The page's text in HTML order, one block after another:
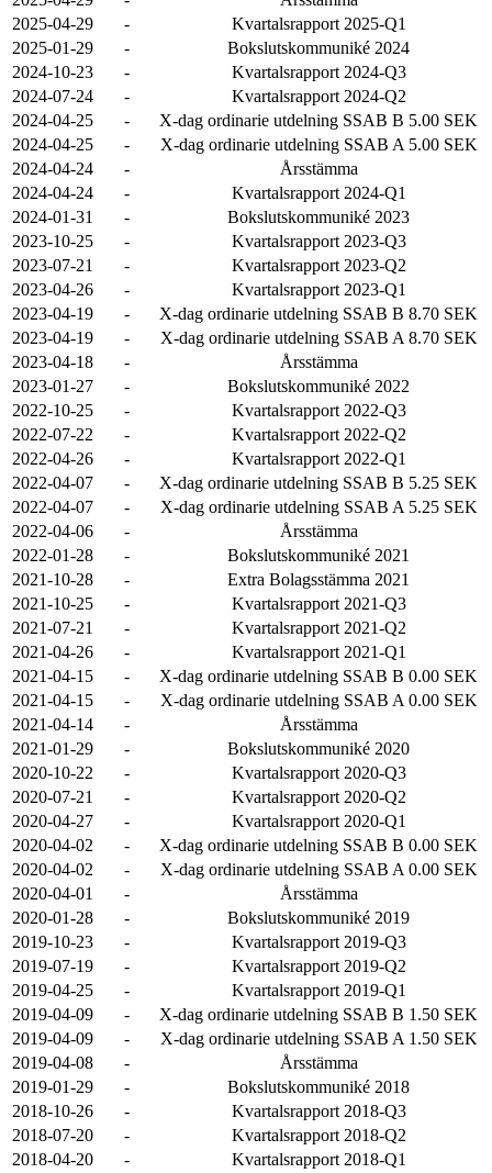
2025-04-29
-
Kvartalsrapport 2025-Q1
2025-01-29
-
Bokslutskommuniké 2024
2024-10-23
-
Kvartalsrapport 2024-Q3
2024-07-24
-
Kvartalsrapport 2024-Q2
2024-04-25
-
X-dag ordinarie utdelning SSAB B 5.00 SEK
2024-04-25
-
X-dag ordinarie utdelning SSAB A 5.00 SEK
2024-04-24
-
Årsstämma
2024-04-24
-
Kvartalsrapport 2024-Q1
2024-01-31
-
Bokslutskommuniké 2023
2023-10-25
-
Kvartalsrapport 2023-Q3
2023-07-21
-
Kvartalsrapport 2023-Q2
2023-04-26
-
Kvartalsrapport 2023-Q1
2023-04-19
-
X-dag ordinarie utdelning SSAB B 8.70 SEK
2023-04-19
-
X-dag ordinarie utdelning SSAB A 8.70 SEK
2023-04-18
-
Årsstämma
2023-01-27
-
Bokslutskommuniké 2022
2022-10-25
-
Kvartalsrapport 2022-Q3
2022-07-22
-
Kvartalsrapport 2022-Q2
2022-04-26
-
Kvartalsrapport 2022-Q1
2022-04-07
-
X-dag ordinarie utdelning SSAB B 5.25 SEK
2022-04-07
-
X-dag ordinarie utdelning SSAB A 5.25 SEK
2022-04-06
-
Årsstämma
2022-01-28
-
Bokslutskommuniké 2021
2021-10-28
-
Extra Bolagsstämma 2021
2021-10-25
-
Kvartalsrapport 2021-Q3
2021-07-21
-
Kvartalsrapport 2021-Q2
2021-04-26
-
Kvartalsrapport 2021-Q1
2021-04-15
-
X-dag ordinarie utdelning SSAB B 0.00 SEK
2021-04-15
-
X-dag ordinarie utdelning SSAB A 0.00 SEK
2021-04-14
-
Årsstämma
2021-01-29
-
Bokslutskommuniké 2020
2020-10-22
-
Kvartalsrapport 2020-Q3
2020-07-21
-
Kvartalsrapport 2020-Q2
2020-04-27
-
Kvartalsrapport 2020-Q1
2020-04-02
-
X-dag ordinarie utdelning SSAB B 0.00 SEK
2020-04-02
-
X-dag ordinarie utdelning SSAB A 0.00 SEK
2020-04-01
-
Årsstämma
2020-01-28
-
Bokslutskommuniké 2019
2019-10-23
-
Kvartalsrapport 2019-Q3
2019-07-19
-
Kvartalsrapport 2019-Q2
2019-04-25
-
Kvartalsrapport 2019-Q1
2019-04-09
-
X-dag ordinarie utdelning SSAB B 1.50 SEK
2019-04-09
-
X-dag ordinarie utdelning SSAB A 1.50 SEK
2019-04-08
-
Årsstämma
2019-01-29
-
Bokslutskommuniké 2018
2018-10-26
-
Kvartalsrapport 2018-Q3
2018-07-20
-
Kvartalsrapport 2018-Q2
2018-04-20
-
Kvartalsrapport 2018-Q1